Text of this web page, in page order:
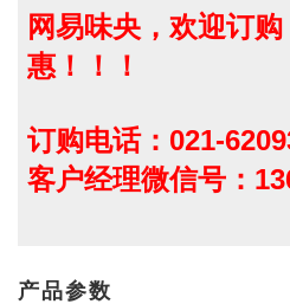
网易味央，欢迎订
惠！！！
订购电话：021-
客户经理微信号：
产品参数